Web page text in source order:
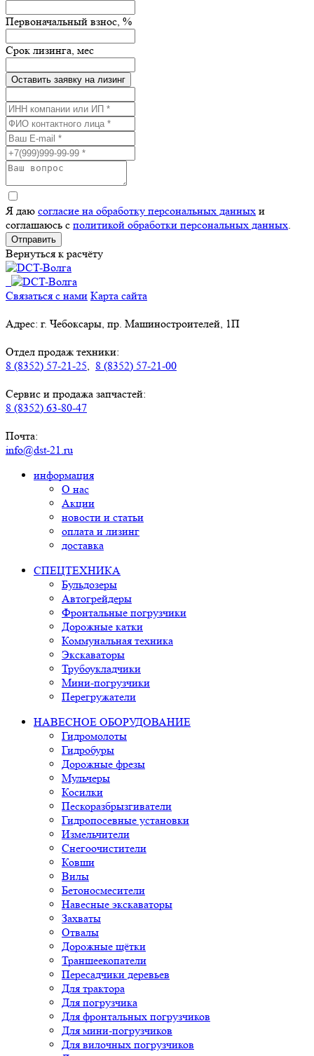
Первоначальный взнос, %
Срок лизинга, мес
Оставить заявку на лизинг
Я даю согласие на обработку персональных данных и
соглашаюсь с политикой обработки персональных данных.
Отправить
Вернуться к расчёту
Связаться с нами Карта сайта
Адрес: г. Чебоксары, пр. Машиностроителей, 1П
Отдел продаж техники:
8 (8352) 57-21-25, 8 (8352) 57-21-00
Сервис и продажа запчастей:
8 (8352) 63-80-47
Почта:
info@dst-21.ru
информация
О нас
Акции
новости и статьи
оплата и лизинг
доставка
СПЕЦТЕХНИКА
Бульдозеры
Автогрейдеры
Фронтальные погрузчики
Дорожные катки
Коммунальная техника
Экскаваторы
Трубоукладчики
Мини-погрузчики
Перегружатели
НАВЕСНОЕ ОБОРУДОВАНИЕ
Гидромолоты
Гидробуры
Дорожные фрезы
Мульчеры
Косилки
Пескоразбрызгиватели
Гидропосевные установки
Измельчители
Снегоочистители
Ковши
Вилы
Бетоносмесители
Навесные экскаваторы
Захваты
Отвалы
Дорожные щётки
Траншеекопатели
Пересадчики деревьев
Для трактора
Для погрузчика
Для фронтальных погрузчиков
Для мини-погрузчиков
Для вилочных погрузчиков